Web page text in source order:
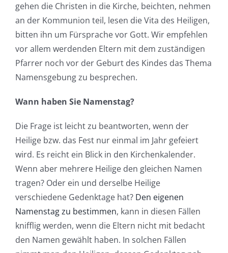
gehen die Christen in die Kirche, beichten, nehmen
an der Kommunion teil, lesen die Vita des Heiligen,
bitten ihn um Fürsprache vor Gott. Wir empfehlen
vor allem werdenden Eltern mit dem zuständigen
Pfarrer noch vor der Geburt des Kindes das Thema
Namensgebung zu besprechen.
Wann haben Sie Namenstag?
Die Frage ist leicht zu beantworten, wenn der
Heilige bzw. das Fest nur einmal im Jahr gefeiert
wird. Es reicht ein Blick in den Kirchenkalender.
Wenn aber mehrere Heilige den gleichen Namen
tragen? Oder ein und derselbe Heilige
verschiedene Gedenktage hat? Den eigenen
Namenstag zu bestimmen, kann in diesen Fällen
knifflig werden, wenn die Eltern nicht mit bedacht
den Namen gewählt haben. In solchen Fällen